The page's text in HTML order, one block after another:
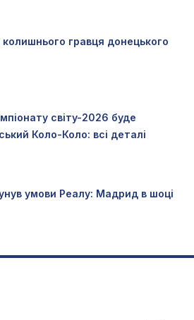
гравця донецького
світу-2026 буде
Коло-Коло: всі деталі
умови Реалу: Мадрид в шоці